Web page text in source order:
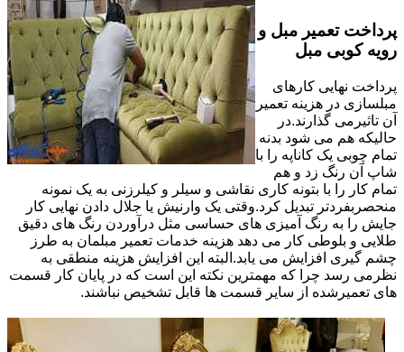
پرداخت تعمیر مبل و
رویه کوبی مبل
پرداخت نهایی کارهای
مبلسازی در هزینه تعمیر
آن تاثیرمی گذارند.در
حالیکه هم می شود بدنه
تمام چوبی یک کاناپه را با
شاپ آن رنگ زد و هم
تمام کار را با بتونه کاری نقاشی و سیلر و کیلرزنی به یک نمونه
منحصربفردتر تبدیل کرد.وقتی یک وارنیش یا جلال دادن نهایی کار
جایش را به رنگ آمیزی های حساسی مثل درآوردن رنگ های دقیق
طلایی و بلوطی کار می دهد هزینه خدمات تعمیر مبلمان به طرز
چشم گیری افزایش می یابد.البته این افزایش هزینه منطقی به
نظرمی رسد چرا که مهمترین نکته این است که در پایان کار قسمت
های تعمیرشده از سایر قسمت ها قابل تشخیص نباشند.